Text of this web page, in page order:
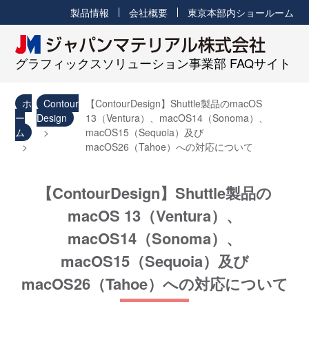
グラフィックスソリューション事業部 FAQサイト
製品情報 会社概要 東京本部内ショールーム
ホ
ー
ム
Contour
Design
【ContourDesign】Shuttle製品のmacOS
13（Ventura）、macOS14（Sonoma）、
macOS15（Sequoia）及び
macOS26（Tahoe）への対応について
【ContourDesign】Shuttle製品の
macOS 13（Ventura）、
macOS14（Sonoma）、
macOS15（Sequoia）及び
macOS26（Tahoe）への対応について